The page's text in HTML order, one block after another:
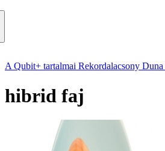
A Qubit+ tartalmai Rekordalacsony Duna
hibrid faj